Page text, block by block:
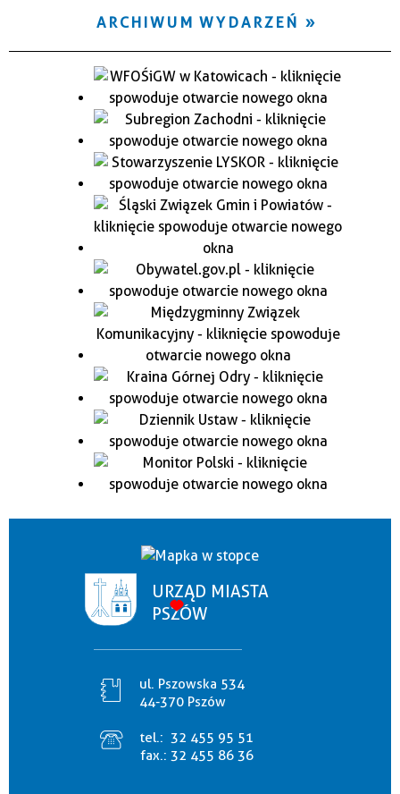
ARCHIWUM WYDARZEŃ
URZĄD MIASTA
PSZÓW
ul. Pszowska 534
44-370 Pszów
tel.: 32 455 95 51
fax.: 32 455 86 36